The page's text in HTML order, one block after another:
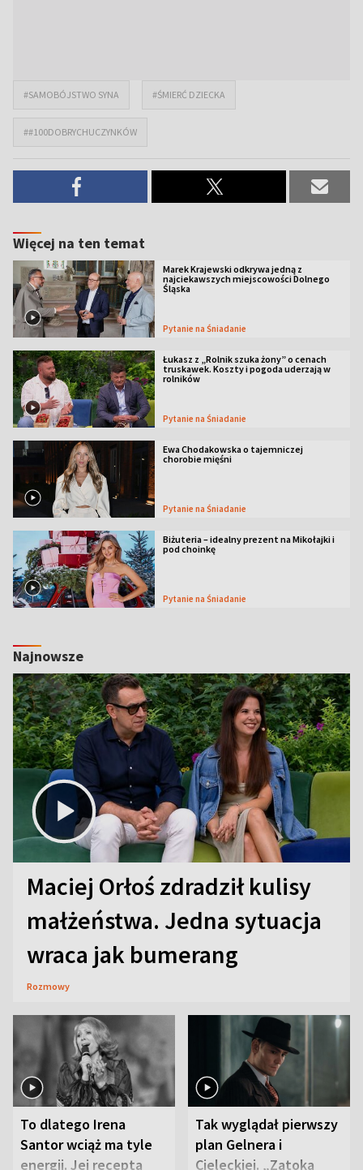
#SAMOBÓJSTWO SYNA #ŚMIERĆ DZIECKA
##100DOBRYCHUCZYNKÓW
Więcej na ten temat
Marek Krajewski odkrywa jedną z
najciekawszych miejscowości Dolnego
Śląska
Pytanie na Śniadanie
Łukasz z „Rolnik szuka żony” o cenach
truskawek. Koszty i pogoda uderzają w
rolników
Pytanie na Śniadanie
Ewa Chodakowska o tajemniczej
chorobie mięśni
Pytanie na Śniadanie
Biżuteria – idealny prezent na Mikołajki i
pod choinkę
Pytanie na Śniadanie
Najnowsze
Maciej Orłoś zdradził kulisy
małżeństwa. Jedna sytuacja
wraca jak bumerang
Rozmowy
To dlatego Irena
Santor wciąż ma tyle
energii. Jej recepta
Tak wyglądał pierwszy
plan Gelnera i
Cieleckiej. „Zatoka